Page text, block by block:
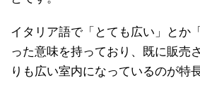
イタリア語で「とても広い」とか
った意味を持っており、既に販売
りも広い室内になっているのが特